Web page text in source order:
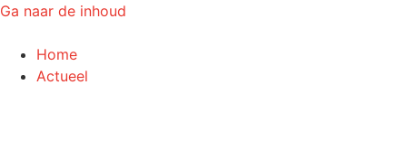
Ga naar de inhoud
Home
Actueel